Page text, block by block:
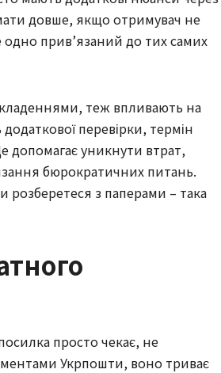
довше, якщо отримувач не
прив’язаний до тих самих
теж впливають на
перевірки, термін
допомагає уникнути втрат,
бюрократичних питань.
розберетеся з паперами – така
просто чекає, не
Укрпошти, воно триває